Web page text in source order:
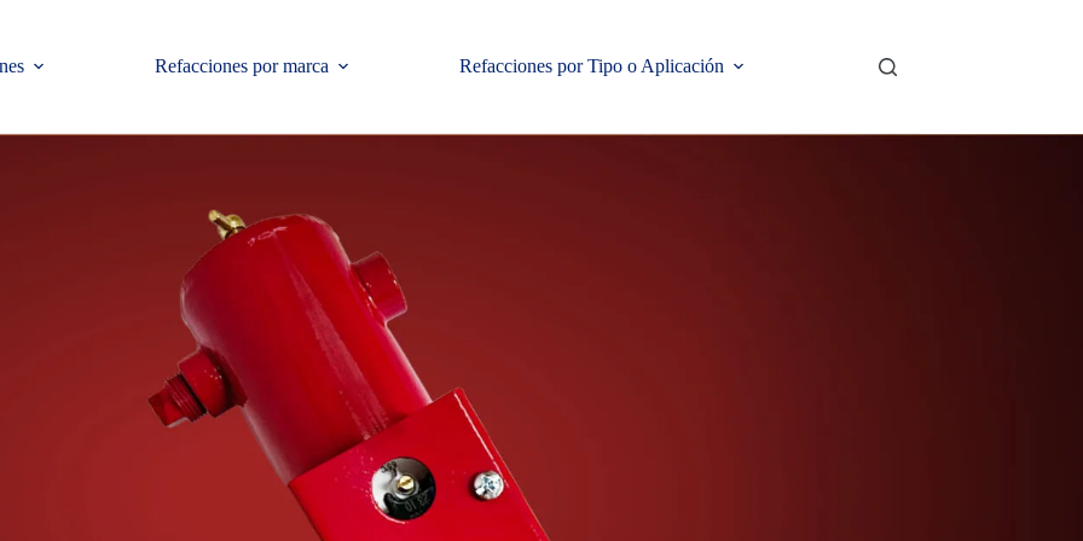
Refacciones por marca Refacciones por Tipo o Aplicación Contacto